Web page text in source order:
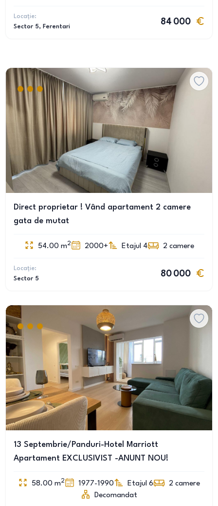
Locație:
Sector 5, Ferentari
84 000
Direct proprietar ! Vând apartament 2 camere
gata de mutat
54.00 m2 2000+ Etajul 4 2 camere
Locație:
Sector 5
80 000
13 Septembrie/Panduri-Hotel Marriott
Apartament EXCLUSIVIST -ANUNT NOU!
58.00 m2 1977-1990 Etajul 6 2 camere
Decomandat